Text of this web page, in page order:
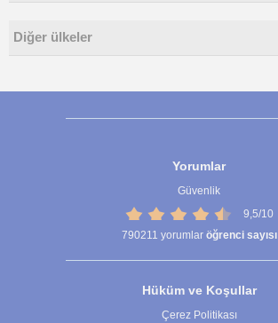
Diğer ülkeler
Yorumlar
Güvenlik
9,5/10
790211 yorumlar öğrenci sayısı
Hüküm ve Koşullar
Çerez Politikası